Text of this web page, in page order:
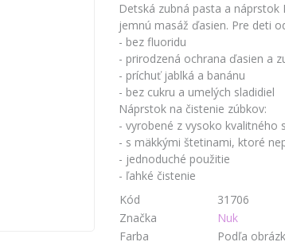
Detská zubná pasta a
jemnú masáž ďasien. Pre deti
- bez fluoridu
- prirodzená ochrana ďasien a
- príchuť jablká a banánu
- bez cukru a umelých sladidiel
Náprstok na čistenie zúbkov:
- vyrobené z vysoko kvalitného
- s mäkkými štetinami, ktoré
- jednoduché použitie
- ľahké čistenie
Kód
31706
Značka
Nuk
Farba
Podľa